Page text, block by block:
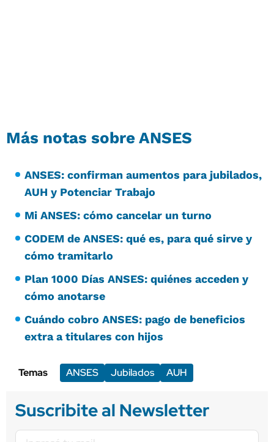
Más notas sobre ANSES
ANSES: confirman aumentos para jubilados,
AUH y Potenciar Trabajo
Mi ANSES: cómo cancelar un turno
CODEM de ANSES: qué es, para qué sirve y
cómo tramitarlo
Plan 1000 Días ANSES: quiénes acceden y
cómo anotarse
Cuándo cobro ANSES: pago de beneficios
extra a titulares con hijos
Temas ANSES Jubilados AUH
Suscribite al Newsletter